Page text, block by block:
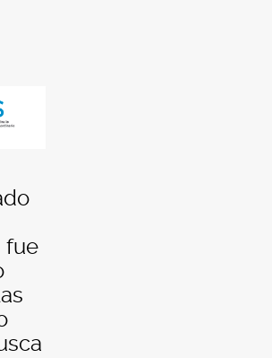
fue